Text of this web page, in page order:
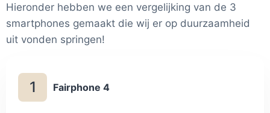
Hieronder hebben we een vergelijking van de 3
smartphones gemaakt die wij er op duurzaamheid
uit vonden springen!
1 Fairphone 4